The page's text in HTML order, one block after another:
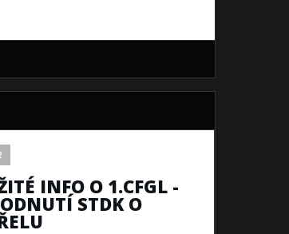
INFO O 1.CFGL -
STDK O